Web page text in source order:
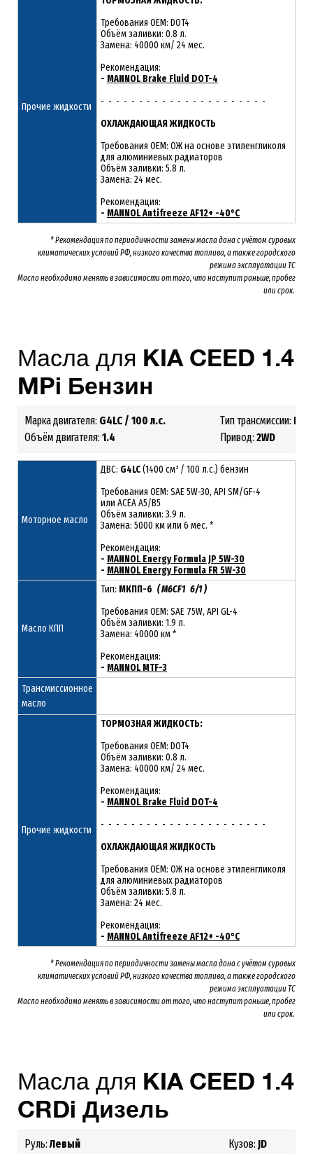
Прочие жидкости
Требования OEM: DOT4
Объём заливки: 0.8 л.
Замена: 40000 км/ 24 мес.
Рекомендация:
- MANNOL Brake Fluid DOT-4
- - - - - - - - - - - - - - - - - - - - - -
ОХЛАЖДАЮЩАЯ ЖИДКОСТЬ
Требования OEM: ОЖ на основе этиленгликоля
для алюминиевых радиаторов
Объём заливки: 5.8 л.
Замена: 24 мес.
Рекомендация:
- MANNOL Antifreeze AF12+ -40°C
* Рекомендация по периодичности замены масла дана с учётом суровых
климатических условий РФ, низкого качества топлива, а также городского
режима эксплуатации ТС
Масло необходимо менятьв зависимости от того, что наступит раньше, пробег
или срок.
Масла для KIA CEED 1.4
MPi Бензин
Марка двигателя: G4LC / 100 л.с.
Объём двигателя: 1.4
Тип трансмиссии:
Привод: 2WD
Моторное масло
ДВС: G4LC(1400 см³ / 100 л.с.) бензин
Требования ОЕМ: SAE 5W-30, API SM/GF-4
или ACEA A5/B5
Объём заливки: 3.9 л.
Замена: 5000 км или 6 мес. *
Рекомендация:
- MANNOL Energy Formula JP 5W-30
- MANNOL Energy Formula FR 5W-30
Масло КПП
Тип: МКПП-6 ( M6CF1 6/1 )
Требования OEM: SAE 75W, API GL-4
Объём заливки: 1.9 л.
Замена: 40000 км *
Рекомендация:
- MANNOL MTF-3
Трансмиссионное
масло
Прочие жидкости
ТОРМОЗНАЯ ЖИДКОСТЬ:
Требования OEM: DOT4
Объём заливки: 0.8 л.
Замена: 40000 км/ 24 мес.
Рекомендация:
- MANNOL Brake Fluid DOT-4
- - - - - - - - - - - - - - - - - - - - - -
ОХЛАЖДАЮЩАЯ ЖИДКОСТЬ
Требования OEM: ОЖ на основе этиленгликоля
для алюминиевых радиаторов
Объём заливки: 5.8 л.
Замена: 24 мес.
Рекомендация:
- MANNOL Antifreeze AF12+ -40°C
* Рекомендация по периодичности замены масла дана с учётом суровых
климатических условий РФ, низкого качества топлива, а также городского
режима эксплуатации ТС
Масло необходимо менятьв зависимости от того, что наступит раньше, пробег
или срок.
Масла для KIA CEED 1.4
CRDi Дизель
Руль:Левый
Кузов: JD